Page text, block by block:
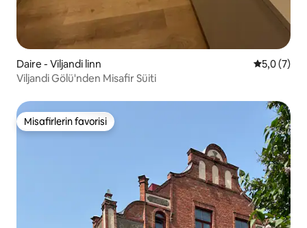
Daire - Viljandi linn 55,0 (7)
Viljandi Gölü'nden Misafir Süiti
Misafirlerin favorisi
Misafirlerin favorisi